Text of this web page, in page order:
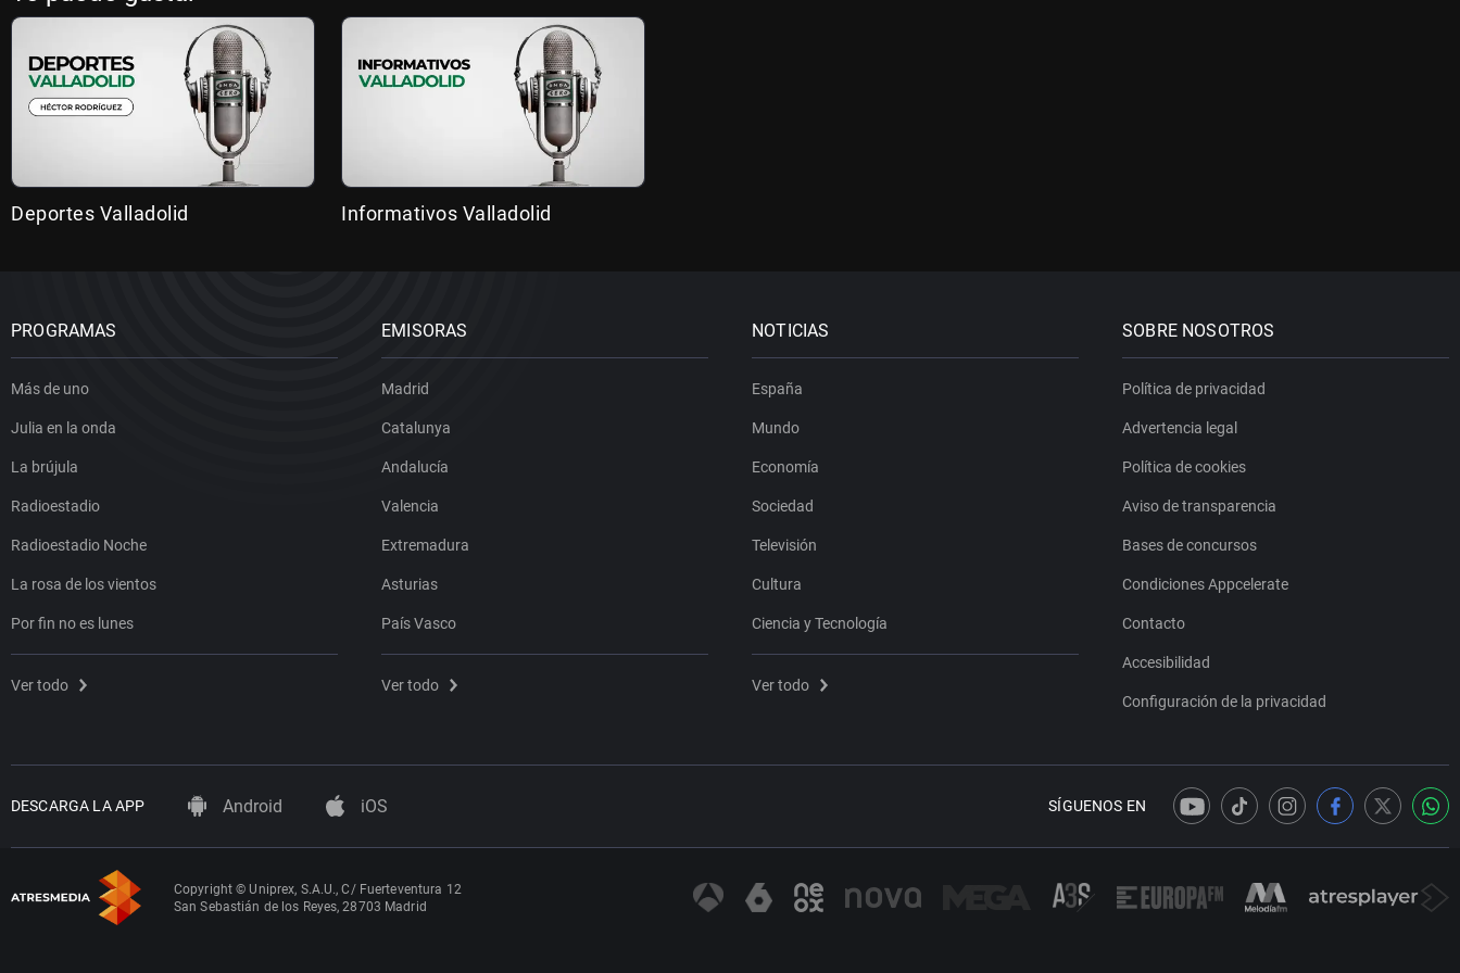
Deportes Valladolid Informativos Valladolid
PROGRAMAS
Más de uno
Julia en la onda
La brújula
Radioestadio
Radioestadio Noche
La rosa de los vientos
Por fin no es lunes
Ver todo
EMISORAS
Madrid
Catalunya
Andalucía
Valencia
Extremadura
Asturias
País Vasco
Ver todo
NOTICIAS
España
Mundo
Economía
Sociedad
Televisión
Cultura
Ciencia y Tecnología
Ver todo
SOBRE NOSOTROS
Política de privacidad
Advertencia legal
Política de cookies
Aviso de transparencia
Bases de concursos
Condiciones Appcelerate
Contacto
Accesibilidad
Configuración de la privacidad
DESCARGA LA APP Android iOS SÍGUENOS EN
Copyright © Uniprex, S.A.U., C/ Fuerteventura 12
San Sebastián de los Reyes, 28703 Madrid